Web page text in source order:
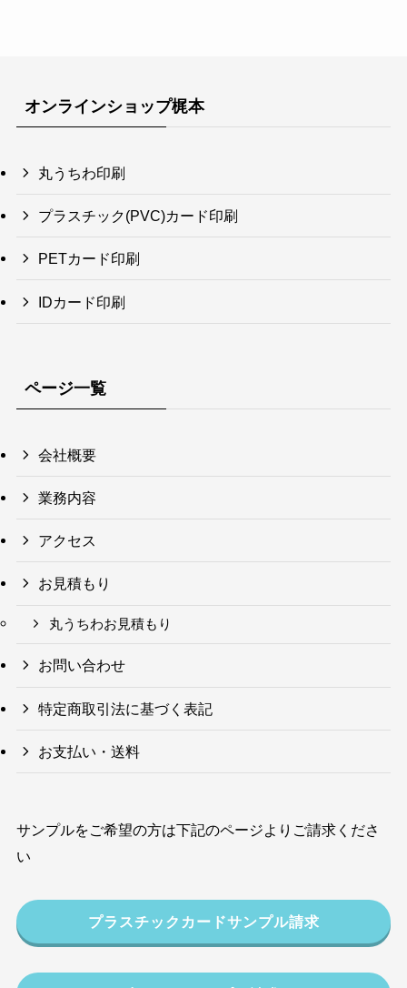
オンラインショップ梶本
丸うちわ印刷
プラスチック(PVC)カード印刷
PETカード印刷
IDカード印刷
ページ一覧
会社概要
業務内容
アクセス
お見積もり
丸うちわお見積もり
お問い合わせ
特定商取引法に基づく表記
お支払い・送料
サンプルをご希望の方は下記のページよりご請求くださ
い
プラスチックカードサンプル請求